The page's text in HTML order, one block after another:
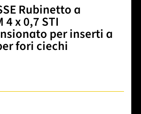
Rubinetto a
x 0,7 STI
per inserti a
fori ciechi